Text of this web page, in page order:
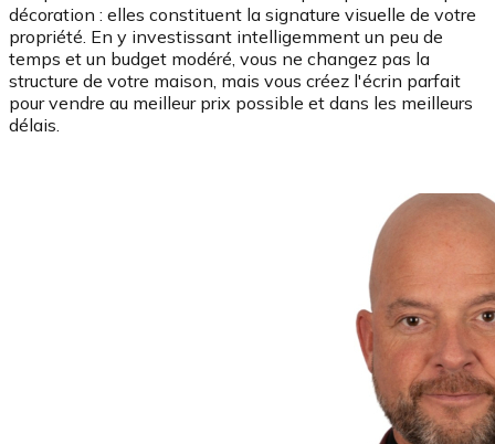
décoration : elles constituent la signature visuelle de votre
propriété. En y investissant intelligemment un peu de
temps et un budget modéré, vous ne changez pas la
structure de votre maison, mais vous créez l'écrin parfait
pour vendre au meilleur prix possible et dans les meilleurs
délais.